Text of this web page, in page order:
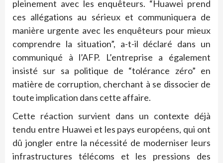
pleinement avec les enquêteurs. “Huawei prend
ces allégations au sérieux et communiquera de
manière urgente avec les enquêteurs pour mieux
comprendre la situation”, a-t-il déclaré dans un
communiqué à l’AFP. L’entreprise a également
insisté sur sa politique de “tolérance zéro” en
matière de corruption, cherchant à se dissocier de
toute implication dans cette affaire.
Cette réaction survient dans un contexte déjà
tendu entre Huawei et les pays européens, qui ont
dû jongler entre la nécessité de moderniser leurs
infrastructures télécoms et les pressions des